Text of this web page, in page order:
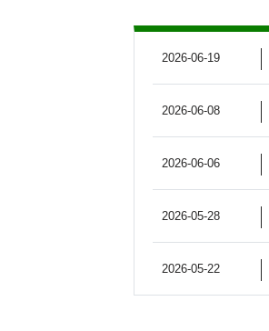
2026-06-19
2026-06-08
2026-06-06
2026-05-28
2026-05-22